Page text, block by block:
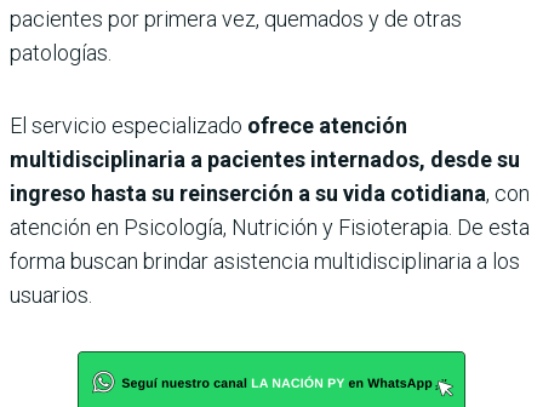
pacientes por primera vez, quemados y de otras
patologías.
El servicio especializado ofrece atención
multidisciplinaria a pacientes internados, desde su
ingreso hasta su reinserción a su vida cotidiana, con
atención en Psicología, Nutrición y Fisioterapia. De esta
forma buscan brindar asistencia multidisciplinaria a los
usuarios.